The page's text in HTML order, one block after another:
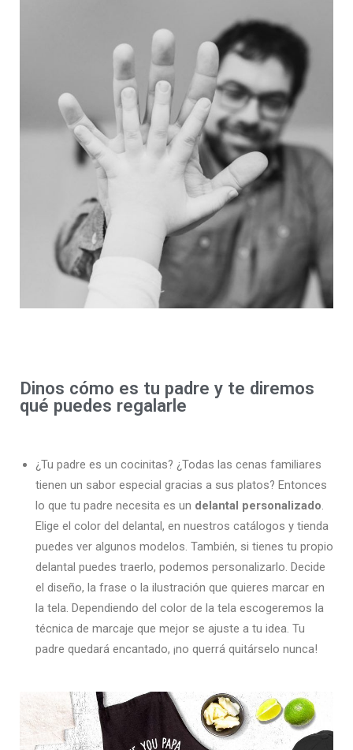
Dinos cómo es tu padre y te diremos
qué puedes regalarle
¿Tu padre es un cocinitas? ¿Todas las cenas familiares
tienen un sabor especial gracias a sus platos? Entonces
lo que tu padre necesita es un delantal personalizado.
Elige el color del delantal, en nuestros catálogos y tienda
puedes ver algunos modelos. También, si tienes tu propio
delantal puedes traerlo, podemos personalizarlo. Decide
el diseño, la frase o la ilustración que quieres marcar en
la tela. Dependiendo del color de la tela escogeremos la
técnica de marcaje que mejor se ajuste a tu idea. Tu
padre quedará encantado, ¡no querrá quitárselo nunca!